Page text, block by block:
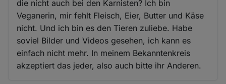
die nicht auch bei den Karnisten? Ich bin
Veganerin, mir fehlt Fleisch, Eier, Butter und Käse
nicht. Und ich bin es den Tieren zuliebe. Habe
soviel Bilder und Videos gesehen, ich kann es
einfach nicht mehr. In meinem Bekanntenkreis
akzeptiert das jeder, also auch bitte ihr Anderen.